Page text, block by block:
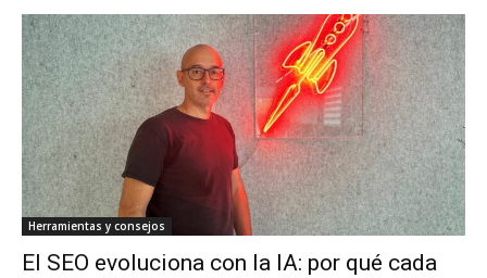
Herramientas y consejos
El SEO evoluciona con la IA: por qué cada